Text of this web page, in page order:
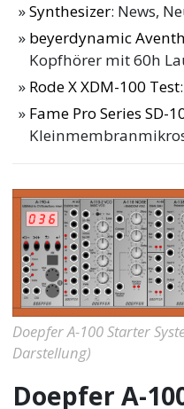
Synthesizer: News,
beyerdynamic
Kopfhörer mit 60h
Rode X XDM-100 Test
Fame Pro Series SD-
Doepfer A-100 Starter
Darstellung)
Doepfer A-